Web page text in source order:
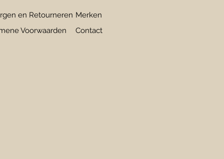
en Retourneren
Voorwaarden
Merken
Contact